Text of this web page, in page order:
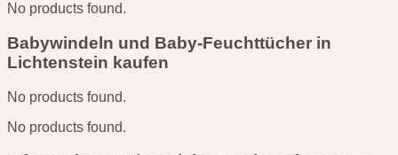
No products found.
Babywindeln und Baby-Feuchttücher in
Lichtenstein kaufen
No products found.
No products found.